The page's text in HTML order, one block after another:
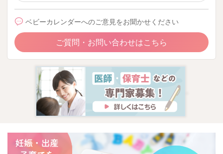
ベビーカレンダーへのご意見をお聞かせください
ご質問・お問い合わせはこちら